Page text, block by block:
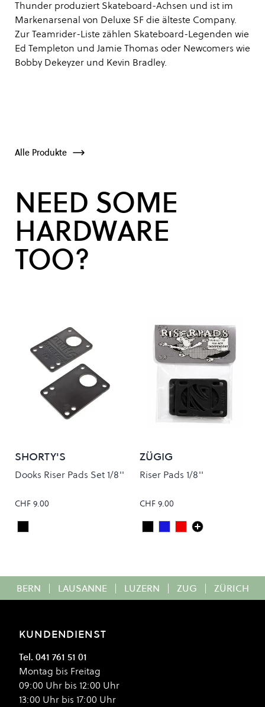
Thunder produziert Skateboard-Achsen und ist im
Markenarsenal von Deluxe SF die älteste Company.
Zur Teamrider-Liste zählen Skateboard-Legenden wie
Ed Templeton und Jamie Thomas oder Newcomers wie
Bobby Dekeyzer und Kevin Bradley.
Alle Produkte
NEED SOME
HARDWARE
TOO?
SHORTY'S
Dooks Riser Pads Set 1/8''
CHF 9.00
Colour
Black
ZÜGIG
Riser Pads 1/8''
CHF 9.00
Colour
BlackBlueRed
BERN | LAUSANNE | LUZERN | ZUG | ZÜRICH
KUNDENDIENST
Tel. 041 761 51 01
Montag bis Freitag
09:00 Uhr bis 12:00 Uhr
13:00 Uhr bis 17:00 Uhr